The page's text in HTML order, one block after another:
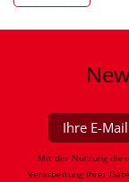
Mit der Nutzung
Verarbeitung Ihrer